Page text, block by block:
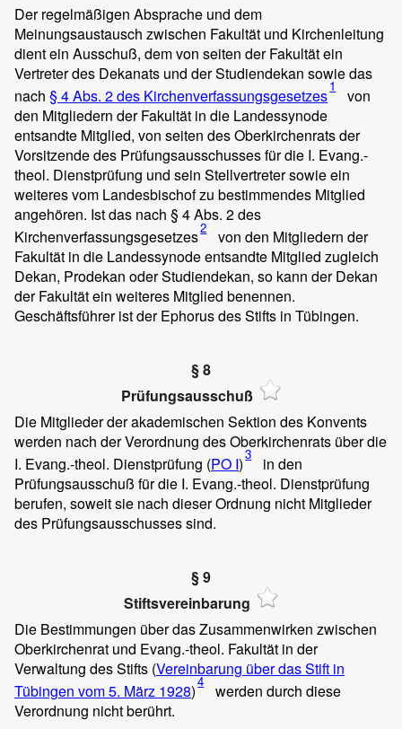
Der regelmäßigen Absprache und dem
Meinungsaustausch zwischen Fakultät und Kirchenleitung
dient ein Ausschuß, dem von seiten der Fakultät ein
Vertreter des Dekanats und der Studiendekan sowie das
nach § 4 Abs. 2 des Kirchenverfassungsgesetzes1
von
den Mitgliedern der Fakultät in die Landessynode
entsandte Mitglied, von seiten des Oberkirchenrats der
Vorsitzende des Prüfungsausschusses für die I. Evang.-
theol. Dienstprüfung und sein Stellvertreter sowie ein
weiteres vom Landesbischof zu bestimmendes Mitglied
angehören. Ist das nach § 4 Abs. 2 des
Kirchenverfassungsgesetzes2
von den Mitgliedern der
Fakultät in die Landessynode entsandte Mitglied zugleich
Dekan, Prodekan oder Studiendekan, so kann der Dekan
der Fakultät ein weiteres Mitglied benennen.
Geschäftsführer ist der Ephorus des Stifts in Tübingen.
§ 8
Prüfungsausschuß
Die Mitglieder der akademischen Sektion des Konvents
werden nach der Verordnung des Oberkirchenrats über die
I. Evang.-theol. Dienstprüfung (PO I)3
in den
Prüfungsausschuß für die I. Evang.-theol. Dienstprüfung
berufen, soweit sie nach dieser Ordnung nicht Mitglieder
des Prüfungsausschusses sind.
§ 9
Stiftsvereinbarung
Die Bestimmungen über das Zusammenwirken zwischen
Oberkirchenrat und Evang.-theol. Fakultät in der
Verwaltung des Stifts (Vereinbarung über das Stift in
Tübingen vom 5. März 1928)4
werden durch diese
Verordnung nicht berührt.